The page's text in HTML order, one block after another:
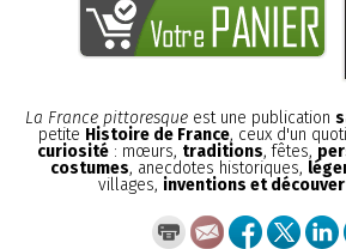
La France pittoresque est une publication
petite Histoire de France, ceux d'un
curiosité : mœurs, traditions, fêtes,
costumes, anecdotes historiques,
villages, inventions et